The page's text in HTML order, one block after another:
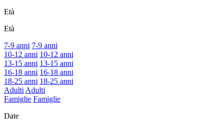
Età
Età
7-9 anni 7-9 anni
10-12 anni 10-12 anni
13-15 anni 13-15 anni
16-18 anni 16-18 anni
18-25 anni 18-25 anni
AdultiAdulti
Famiglie Famiglie
Date